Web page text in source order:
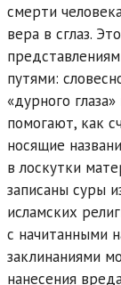
смерти
вера в сглаз.
путями:
«дурного
помогают, как
носящие
в лоскутки
записаны суры
исламских
с начитанными
заклинаниями
нанесения